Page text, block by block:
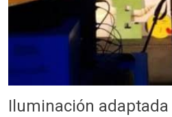
Iluminación